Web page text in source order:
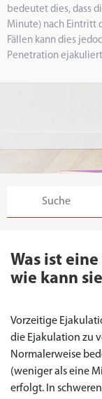
bedeutet dies, dass
Minute) nach Eintritt
Fällen kann dies
Penetration
Was ist
wie kann
Vorzeitige
die Ejakulation zu
Normalerweise
(weniger als eine
erfolgt. In